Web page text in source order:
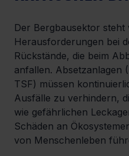
Der Bergbausektor
Herausforderungen bei
Rückstände, die beim
anfallen. Absetzanlagen
TSF) müssen
Ausfälle zu verhindern,
wie gefährlichen
Schäden an
von Menschenleben